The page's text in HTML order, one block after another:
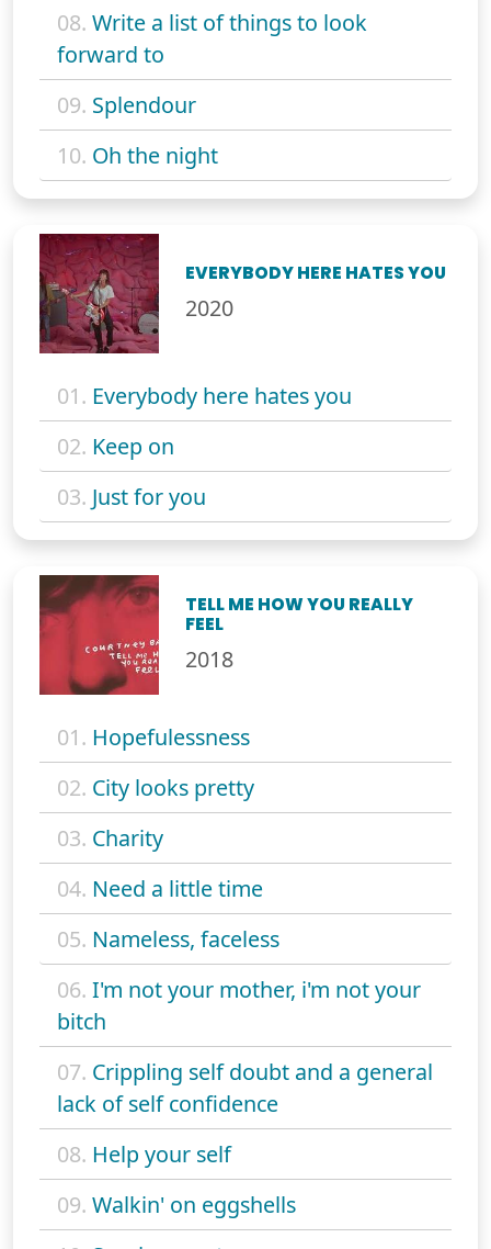
08. Write a list of things to look
forward to
09. Splendour
10. Oh the night
EVERYBODY HERE HATES YOU
2020
01. Everybody here hates you
02. Keep on
03. Just for you
TELL ME HOW YOU REALLY
FEEL
2018
01. Hopefulessness
02. City looks pretty
03. Charity
04. Need a little time
05. Nameless, faceless
06. I'm not your mother, i'm not your
bitch
07. Crippling self doubt and a general
lack of self confidence
08. Help your self
09. Walkin' on eggshells